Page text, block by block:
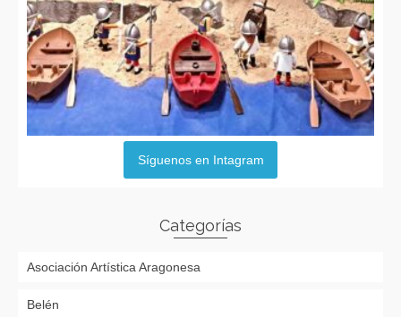
Síguenos en Intagram
Categorías
Asociación Artística Aragonesa
Belén